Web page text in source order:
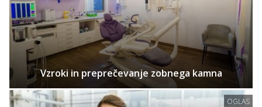
Vzroki in preprečevanje zobnega kamna
OGLAS